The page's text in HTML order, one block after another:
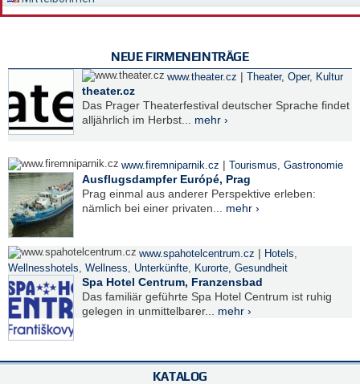
NEUE FIRMENEINTRÄGE
www.theater.cz | Theater, Oper, Kultur
theater.cz
Das Prager Theaterfestival deutscher Sprache findet
alljährlich im Herbst... mehr ›
www.firemniparnik.cz | Tourismus Gastronomie
Ausflugsdampfer Európé, Prag
Prag einmal aus anderer Perspektive erleben:
nämlich bei einer privaten... mehr ›
www.spahotelcentrum.cz | Hotels
Wellnesshotels
Wellness Unterkünfte Kurorte Gesundheit
Spa Hotel Centrum, Franzensbad
Das familiär geführte Spa Hotel Centrum ist ruhig
gelegen in unmittelbarer... mehr ›
KATALOG